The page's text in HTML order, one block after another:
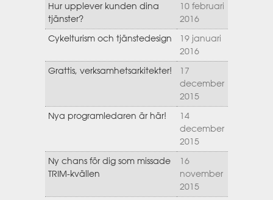
Hur upplever kunden dina
tjänster?
10 februari
2016
Cykelturism och tjänstedesign
19 januari
2016
Grattis, verksamhetsarkitekter!
17
december
2015
Nya programledaren är här!
14
december
2015
Ny chans för dig som missade
TRIM-kvällen
16
november
2015